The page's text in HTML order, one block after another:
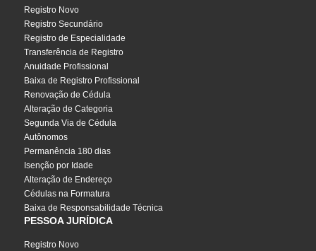
Registro Novo
Registro Secundário
Registro de Especialidade
Transferência de Registro
Anuidade Profissional
Baixa de Registro Profissional
Renovação de Cédula
Alteração de Categoria
Segunda Via de Cédula
Autônomos
Permanência 180 dias
Isenção por Idade
Alteração de Endereço
Cédulas na Formatura
Baixa de Responsabilidade Técnica
PESSOA JURÍDICA
Registro Novo